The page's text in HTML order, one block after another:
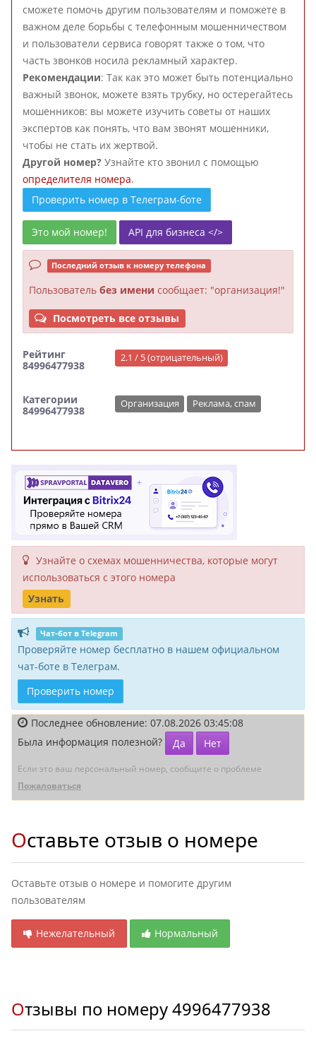
сможете помочь другим пользователям и поможете в
важном деле борьбы с телефонным мошенничеством
и пользователи сервиса говорят также о том, что
часть звонков носила рекламный характер.
Рекомендации: Так как это может быть потенциально
важный звонок, можете взять трубку, но остерегайтесь
мошенников: вы можете изучить советы от наших
экспертов как понять, что вам звонят мошенники,
чтобы не стать их жертвой.
Другой номер? Узнайте кто звонил с помощью
определителя номера.
Проверить номер в Телеграм-боте
Это мой номер! API для бизнеса </>
Последний отзыв к номеру телефона
Пользователь без имени сообщает: "организация!"
Посмотреть все отзывы
Рейтинг
84996477938
2.1 / 5 (отрицательный)
Категории
84996477938
Организация Реклама, спам
Узнайте о схемах мошенни­чества, кото­рые могут
исполь­зоваться с этого номера
Узнать
Чат-бот в Telegram
Проверяйте номер бесплатно в нашем официальном
чат-боте в Телеграм.
Проверить номер
Последнее обновление: 07.08.2026 03:45:08
Была информация полезной?
Да Нет
Если это ваш персональный номер, сообщите о проблеме
Пожаловаться
Оставьте отзыв о номере
Оставьте отзыв о номере и помогите другим
пользователям
Нежелательный Нормальный
Отзывы по номеру4996477938